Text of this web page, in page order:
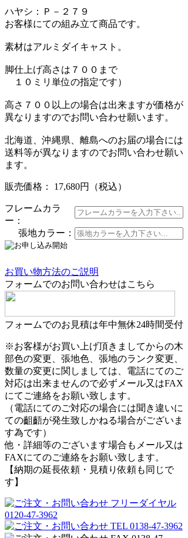
ハヤシ：Ｐ－２７９
お客様にての組み立て商品です。
素材はアルミダイキャスト。
脚仕上げ高さは７００まで
１０ミリ単位の指定です）
高さ７００以上の場合は出来ますが価格が
異なりますのでお問い合わせ願います。
北海道、沖縄県、離島へのお届の場合には
送料等が異なりますのでお問い合わせ願い
ます。
販売価格： 17,680円 （税込）
フレームカラ
ー：
張地カラー：
お買い物方法のご説明
フォームでのお問い合わせはこちら
フォームでのお見積は年中無休24時間受付
※お客様がお買い上げ頂きましてからの木
部色の変更、張地色、張地のランク変更、
数量の変更に関しましては、電話にてのご
対応は出来ませんので必ずメール又はFAX
にてご連絡をお願い致します。
（電話にてのご対応の場合には聞き違いに
ての齟齬が発生致しかねる場合がございま
す為です）
他・詳細等のございます場合もメール又は
FAXにてのご連絡をお願い致します。
【納期の延長依頼・見積り依頼も同じで
す】